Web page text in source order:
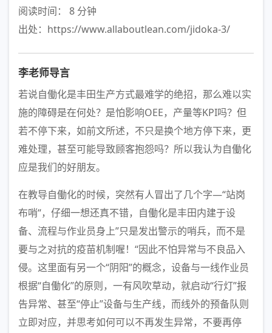
阅读时间： 8 分钟
出处：https://www.allaboutlean.com/jidoka-3/
李老师导言
若说自働化是丰田生产方式最难学的绝招，那么难以实
施的障碍是在何处？是怕影响OEE，产量等KPI吗？但
若不停下来，如前文所述，不只是换个地方停下来，更
难处理，甚至可能导致顾客抱怨吗？所以我认为自働化
应是我们的好朋友。
在教导自働化的时候，突然有人冒出了几个字—“站岗
布哨“，仔细一想还真不错，自働化是丰田内建于设
备、流程与作业员身上”只是发出警示的哨兵，而不是
要与之对抗的疫苗机制喔！“因此不怕异常与不良品入
侵。这里面有另一个“阴阳”的概念，设备与一线作业员
根据“自働化”的原则，一有风吹草动，就启动“行灯”报
告异常、甚至“停止”设备与生产线，而线外的预备队则
立即对应，并思考如何可以不再发生异常，不要再停